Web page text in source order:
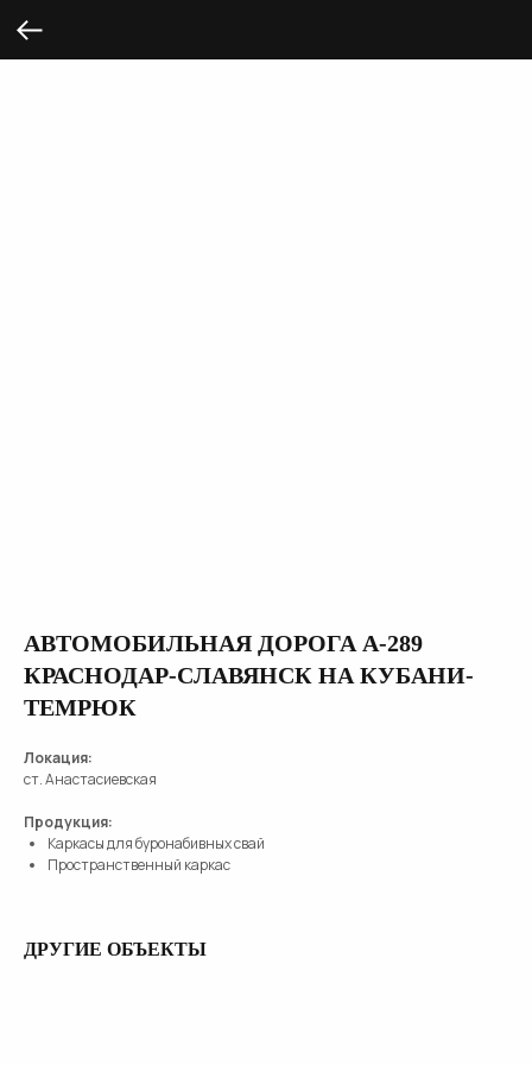
АВТОМОБИЛЬНАЯ ДОРОГА А-289
КРАСНОДАР-СЛАВЯНСК НА КУБАНИ-
ТЕМРЮК
Локация:
ст. Анастасиевская
Продукция:
Каркасы для буронабивных свай
Пространственный каркас
ДРУГИЕ ОБЪЕКТЫ